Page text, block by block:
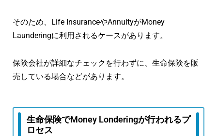
そのため、Life InsuranceやAnnuityがMoney
Launderingに利用されるケースがあります。
保険会社が詳細なチェックを行わずに、生命保険を販
売している場合などがあります。
生命保険でMoney Londeringが行われるプ
ロセス